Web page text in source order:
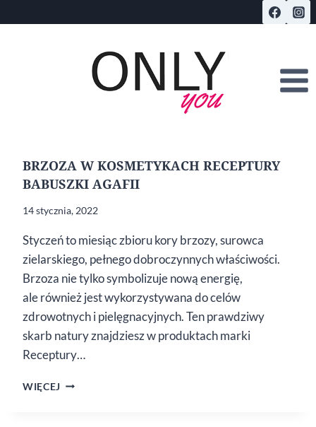
do
BRZOZA W KOSMETYKACH RECEPTURY
BABUSZKI AGAFII
14 stycznia, 2022
Styczeń to miesiąc zbioru kory brzozy, surowca
zielarskiego, pełnego dobroczynnych właściwości.
Brzoza nie tylko symbolizuje nową energię,
ale również jest wykorzystywana do celów
zdrowotnych i pielęgnacyjnych. Ten prawdziwy
skarb natury znajdziesz w produktach marki
Receptury…
WIĘCEJ BRZOZA